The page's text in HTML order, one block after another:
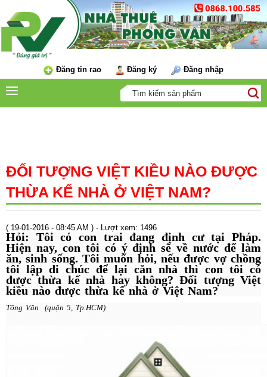
Đăng tin rao Đăng ký Đăng nhập
ĐỐI TƯỢNG VIỆT KIỀU NÀO ĐƯỢC
THỪA KẾ NHÀ Ở VIỆT NAM?
( 19-01-2016 - 08:45 AM ) - Lượt xem: 1496
Hỏi: Tôi có con trai đang định cư tại Pháp.
Hiện nay, con tôi có ý định sẽ về nước để làm
ăn, sinh sống. Tôi muốn hỏi, nếu được vợ chồng
tôi lập di chúc để lại căn nhà thì con tôi có
được thừa kế nhà hay không? Đối tượng Việt
kiều nào được thừa kế nhà ở Việt Nam?
Tống Văn (quận 5, Tp.HCM)